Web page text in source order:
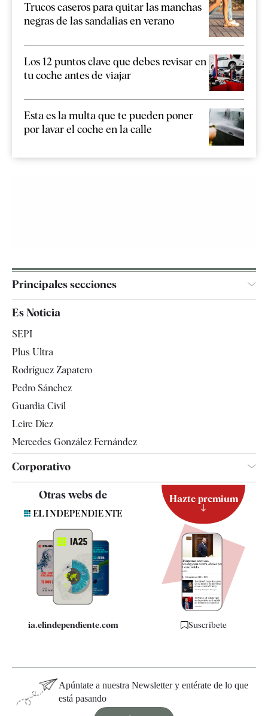
Trucos caseros para quitar las manchas
negras de las sandalias en verano
Los 12 puntos clave que debes revisar en
tu coche antes de viajar
Esta es la multa que te pueden poner
por lavar el coche en la calle
Principales secciones
Televisión
Es Noticia
SEPI
Plus Ultra
Rodríguez Zapatero
Pedro Sánchez
Guardia Civil
Leire Díez
Mercedes González Fernández
Corporativo
Quiénes somos
Especificaciones
Otras webs de
ia.elindependiente.com
Hazte premium
Suscríbete
Apúntate a nuestra Newsletter y entérate de lo que
está pasando